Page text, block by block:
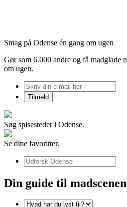
Smag på Odense én gang om ugen
Gør som 6.000 andre og få madglade
om ugen.
Søg spisesteder i Odense.
Se dine favoritter.
Din guide til